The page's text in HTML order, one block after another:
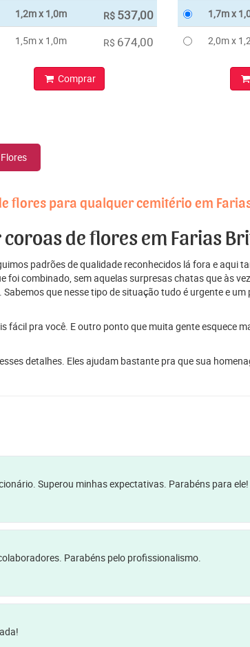
1,2m x 1,0m R$ 537,00
1,5m x 1,0m R$ 674,00
Comprar
1,7m x
2,0m x
flores para qualquer cemitério em
de flores em Farias
padrões de qualidade reconhecidos lá fora e aqui
combinado, sem aquelas surpresas chatas que às
que nesse tipo de situação tudo é urgente e
pra você. E outro ponto que muita gente esquece
detalhes. Eles ajudam bastante pra que sua
Superou minhas expectativas. Parabéns para
Parabéns pelo profissionalismo.